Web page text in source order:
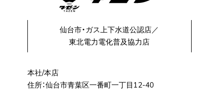
仙台市・ガス上下水道公認店／
東北電力電化普及協力店
本社/本店
住所：仙台市⻘葉区⼀番町⼀丁⽬12-40